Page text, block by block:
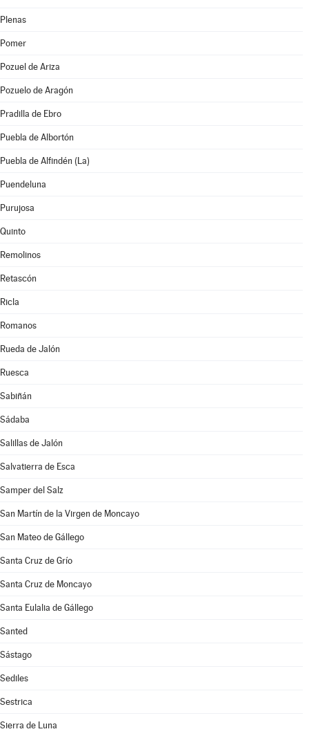
Plenas
Pomer
Pozuel de Ariza
Pozuelo de Aragón
Pradilla de Ebro
Puebla de Albortón
Puebla de Alfindén (La)
Puendeluna
Purujosa
Quinto
Remolinos
Retascón
Ricla
Romanos
Rueda de Jalón
Ruesca
Sabiñán
Sádaba
Salillas de Jalón
Salvatierra de Esca
Samper del Salz
San Martín de la Virgen de Moncayo
San Mateo de Gállego
Santa Cruz de Grío
Santa Cruz de Moncayo
Santa Eulalia de Gállego
Santed
Sástago
Sediles
Sestrica
Sierra de Luna